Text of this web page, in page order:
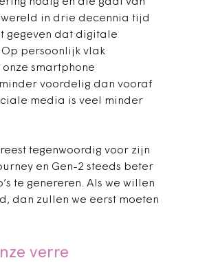
nodig en die gaat van
in drie decennia tijd
gegeven dat digitale
persoonlijk vlak
smartphone
voordelig dan vooraf
media is veel minder
tegenwoordig voor zijn
en Gen-2 steeds beter
te genereren. Als we willen
dan zullen we eerst moeten
verre